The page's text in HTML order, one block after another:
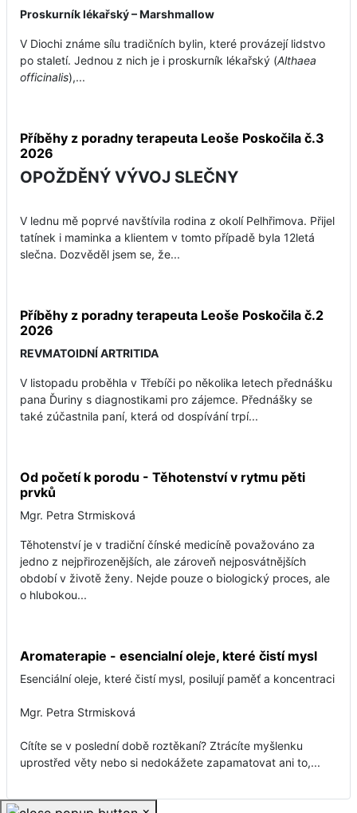
Proskurník lékařský – Marshmallow
V Diochi známe sílu tradičních bylin, které provázejí lidstvo
po staletí. Jednou z nich je i proskurník lékařský (Althaea
officinalis),...
Příběhy z poradny terapeuta Leoše Poskočila č.3
2026
OPOŽDĚNÝ VÝVOJ SLEČNY
V lednu mě poprvé navštívila rodina z okolí Pelhřimova. Přijel
tatínek i maminka a klientem v tomto případě byla 12letá
slečna. Dozvěděl jsem se, že...
Příběhy z poradny terapeuta Leoše Poskočila č.2
2026
REVMATOIDNÍ ARTRITIDA
V listopadu proběhla v Třebíči po několika letech přednášku
pana Ďuriny s diagnostikami pro zájemce. Přednášky se
také zúčastnila paní, která od dospívání trpí...
Od početí k porodu - Těhotenství v rytmu pěti
prvků
Mgr. Petra Strmisková
Těhotenství je v tradiční čínské medicíně považováno za
jedno z nejpřirozenějších, ale zároveň nejposvátnějších
období v životě ženy. Nejde pouze o biologický proces, ale
o hlubokou...
Aromaterapie - esencialní oleje, které čistí mysl
Esenciální oleje, které čistí mysl, posilují paměť a koncentraci
Mgr. Petra Strmisková
Cítíte se v poslední době roztěkaní? Ztrácíte myšlenku
uprostřed věty nebo si nedokážete zapamatovat ani to,...